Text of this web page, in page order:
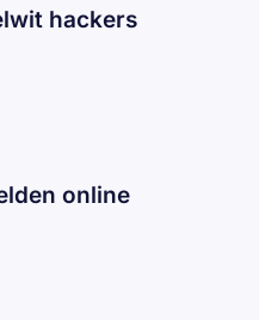
hackers
online